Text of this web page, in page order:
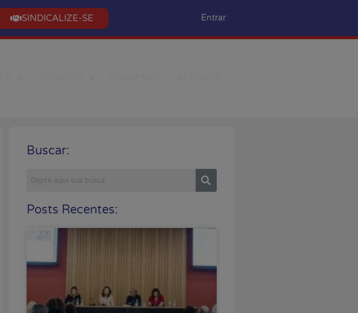
SINDICALIZE-SE Entrar
Buscar:
Posts Recentes: